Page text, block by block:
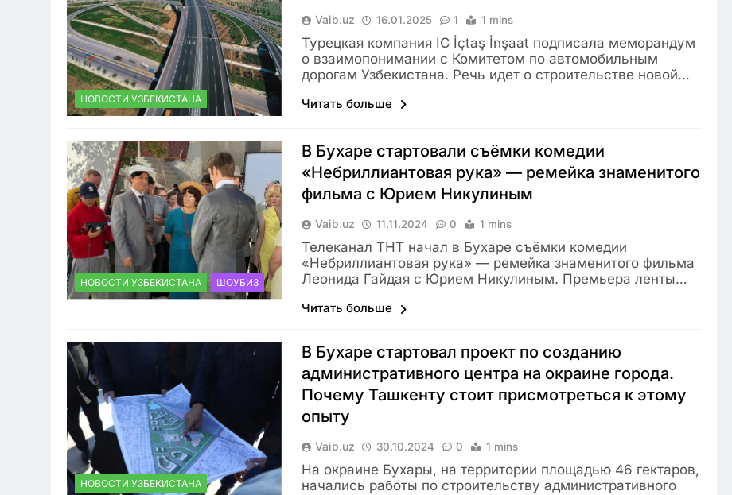
НОВОСТИ УЗБЕКИСТАНА
Vaib.uz 16.01.2025 1 1 mins
Турецкая компания IC İçtaş İnşaat подписала меморандум
о взаимопонимании с Комитетом по автомобильным
дорогам Узбекистана. Речь идет о строительстве новой…
Читать больше
НОВОСТИ УЗБЕКИСТАНА ШОУБИЗ
В Бухаре стартовали съёмки комедии
«Небриллиантовая рука» — ремейка знаменитого
фильма с Юрием Никулиным
Vaib.uz 11.11.2024 0 1 mins
Телеканал ТНТ начал в Бухаре съёмки комедии
«Небриллиантовая рука» — ремейка знаменитого фильма
Леонида Гайдая с Юрием Никулиным. Премьера ленты…
Читать больше
НОВОСТИ УЗБЕКИСТАНА
В Бухаре стартовал проект по созданию
административного центра на окраине города.
Почему Ташкенту стоит присмотреться к этому
опыту
Vaib.uz 30.10.2024 0 1 mins
На окраине Бухары, на территории площадью 46 гектаров,
начались работы по строительству административного